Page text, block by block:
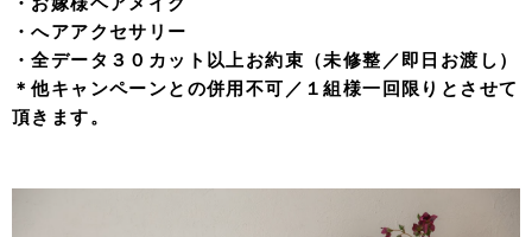
・へアアクセサリー
・全データ３０カット以上お約束（未修整／即日お渡し）
＊他キャンペーンとの併用不可／１組様一回限りとさせて
頂きます。